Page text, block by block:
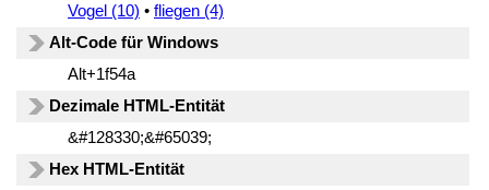
Vogel (10) • fliegen (4)
Alt-Code für Windows
Alt+1f54a
Dezimale HTML-Entität
&#128330;&#65039;
Hex HTML-Entität